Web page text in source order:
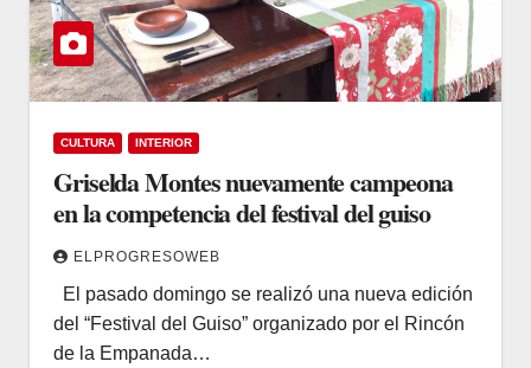
CULTURA INTERIOR
Griselda Montes nuevamente campeona
en la competencia del festival del guiso
ELPROGRESOWEB
El pasado domingo se realizó una nueva edición
del “Festival del Guiso” organizado por el Rincón
de la Empanada…